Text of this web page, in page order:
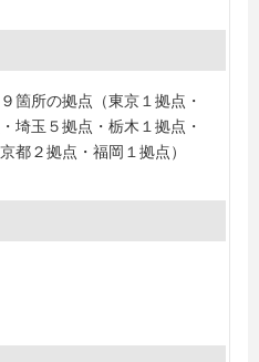
箇所の拠点（東京１拠点・
埼玉５拠点・栃木１拠点・
都２拠点・福岡１拠点）